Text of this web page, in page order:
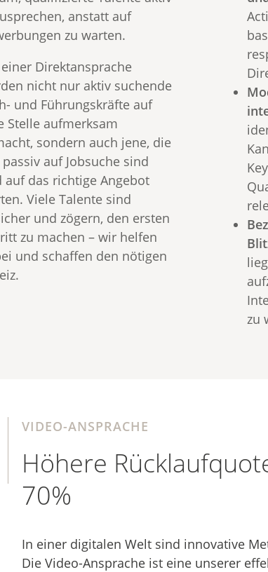
anstatt auf
zu warten.
Direktansprache
nicht nur aktiv suchende
und Führungskräfte auf
Stelle aufmerksam
sondern auch jene, die
auf Jobsuche sind
auf das richtige Angebot
Viele Talente sind
und zögern, den ersten
zu machen – wir helfen
und schaffen den nötigen
zu
VIDEO-ANSPRACHE
Höhere
70%
In einer digitalen Welt sind innovative
Die Video-Ansprache ist eine unserer